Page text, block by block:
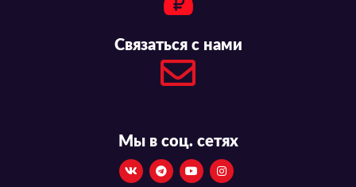
Связаться с нами
Мы в соц. сетях